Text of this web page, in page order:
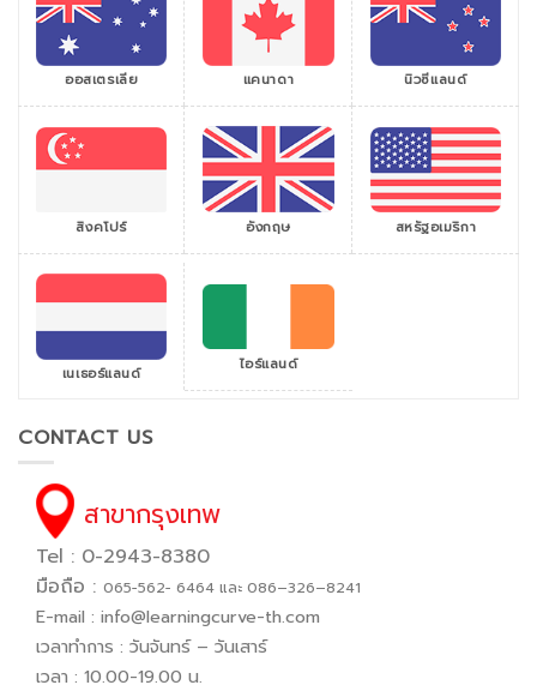
ออสเตรเลีย แคนาดา นิวซีแลนด์
สิงคโปร์ อังกฤษ สหรัฐอเมริกา
เนเธอร์แลนด์ ไอร์แลนด์
CONTACT US
สาขากรุงเทพ
Tel : 0-2943-8380
มือถือ : 065−562− 6464 และ 086–326–8241
E-mail : info@learningcurve-th.com
เวลาทำการ : วันจันทร์ – วันเสาร์
เวลา : 10.00-19.00 น.